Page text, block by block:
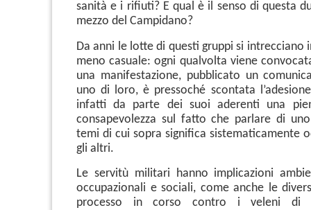
sanità e i rifiuti? E qual è il senso di questa
mezzo del Campidano?
Da anni le lotte di questi gruppi si intrecciano
meno casuale: ogni qualvolta viene
una manifestazione, pubblicato un
uno di loro, è pressoché scontata
infatti da parte dei suoi aderenti una
consapevolezza sul fatto che parlare di
temi di cui sopra significa sistematicamente
gli altri.
Le servitù militari hanno implicazioni
occupazionali e sociali, come anche le
processo in corso contro i veleni di